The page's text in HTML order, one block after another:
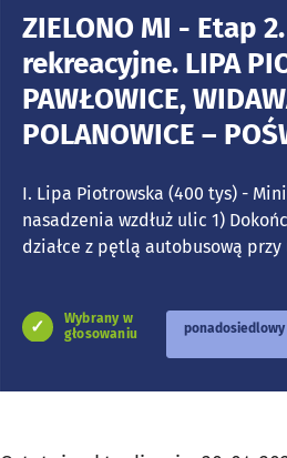
ZIELONO MI - Etap
rekreacyjne. LIPA
PAWŁOWICE,
POLANOWICE –
I. Lipa Piotrowska (400 tys) -
nasadzenia wzdłuż ulic 1)
działce z pętlą autobusową przy
Wybrany w
głosowaniu
ponadosiedlowy